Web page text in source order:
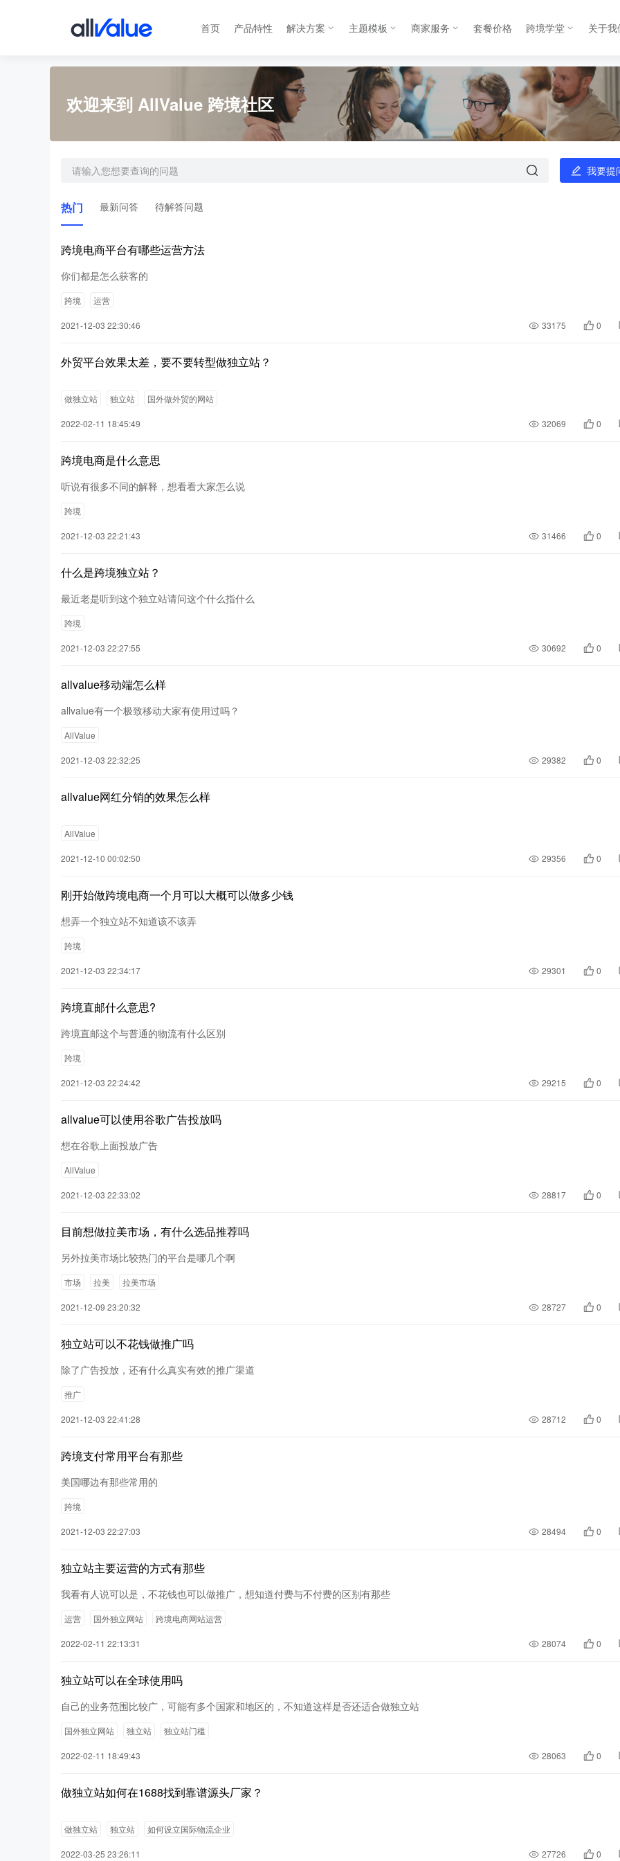
首页 产品特性 解决方案 主题模板 商家服务 套餐价格 跨境学堂 关于我
欢迎来到 AllValue 跨境社区
我要提
热门 最新问答 待解答问题
跨境电商平台有哪些运营方法
你们都是怎么获客的
跨境 运营
2021-12-03 22:30:46 33175 0
外贸平台效果太差，要不要转型做独立站？
做独立站 独立站 国外做外贸的网站
2022-02-11 18:45:49 32069 0
跨境电商是什么意思
听说有很多不同的解释，想看看大家怎么说
跨境
2021-12-03 22:21:43 31466 0
什么是跨境独立站？
最近老是听到这个独立站请问这个什么指什么
跨境
2021-12-03 22:27:55 30692 0
allvalue移动端怎么样
allvalue有一个极致移动大家有使用过吗？
AllValue
2021-12-03 22:32:25 29382 0
allvalue网红分销的效果怎么样
AllValue
2021-12-10 00:02:50 29356 0
刚开始做跨境电商一个月可以大概可以做多少钱
想弄一个独立站不知道该不该弄
跨境
2021-12-03 22:34:17 29301 0
跨境直邮什么意思?
跨境直邮这个与普通的物流有什么区别
跨境
2021-12-03 22:24:42 29215 0
allvalue可以使用谷歌广告投放吗
想在谷歌上面投放广告
AllValue
2021-12-03 22:33:02 28817 0
目前想做拉美市场，有什么选品推荐吗
另外拉美市场比较热门的平台是哪几个啊
市场 拉美 拉美市场
2021-12-09 23:20:32 28727 0
独立站可以不花钱做推广吗
除了广告投放，还有什么真实有效的推广渠道
推广
2021-12-03 22:41:28 28712 0
跨境支付常用平台有那些
美国哪边有那些常用的
跨境
2021-12-03 22:27:03 28494 0
独立站主要运营的方式有那些
我看有人说可以是，不花钱也可以做推广，想知道付费与不付费的区别有那些
运营 国外独立网站 跨境电商网站运营
2022-02-11 22:13:31 28074 0
独立站可以在全球使用吗
自己的业务范围比较广，可能有多个国家和地区的，不知道这样是否还适合做独立站
国外独立网站 独立站 独立站门槛
2022-02-11 18:49:43 28063 0
做独立站如何在1688找到靠谱源头厂家？
做独立站 独立站 如何设立国际物流企业
2022-03-25 23:26:11 27726 0